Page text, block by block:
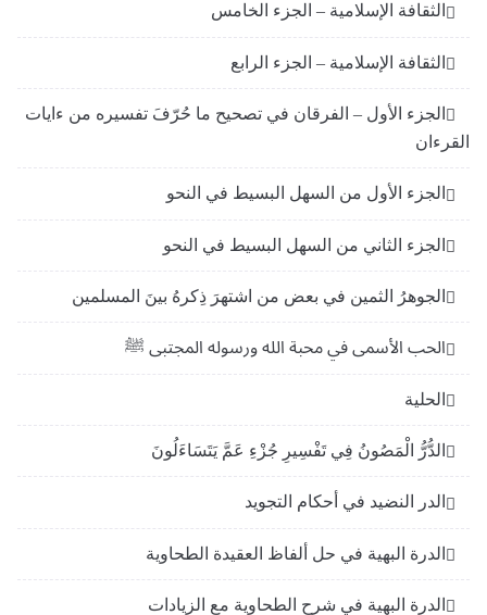
الثقافة الإسلامية – الجزء الخامس
الثقافة الإسلامية – الجزء الرابع
الجزء الأول – الفرقان في تصحيح ما حُرّفَ تفسيره من ءايات
القرءان
الجزء الأول من السهل البسيط في النحو
الجزء الثاني من السهل البسيط في النحو
الجوهرُ الثمين في بعض من اشتهرَ ذِكرهُ بينَ المسلمين
الحب الأسمى في محبة الله ورسوله المجتبى ﷺ
الحلية
الدُّرُّ الْمَصُونُ فِي تَفْسِيرِ جُزْءِ عَمَّ يَتَسَاءَلُونَ
الدر النضيد في أحكام التجويد
الدرة البهية في حل ألفاظ العقيدة الطحاوية
الدرة البهية في شرح الطحاوية مع الزيادات